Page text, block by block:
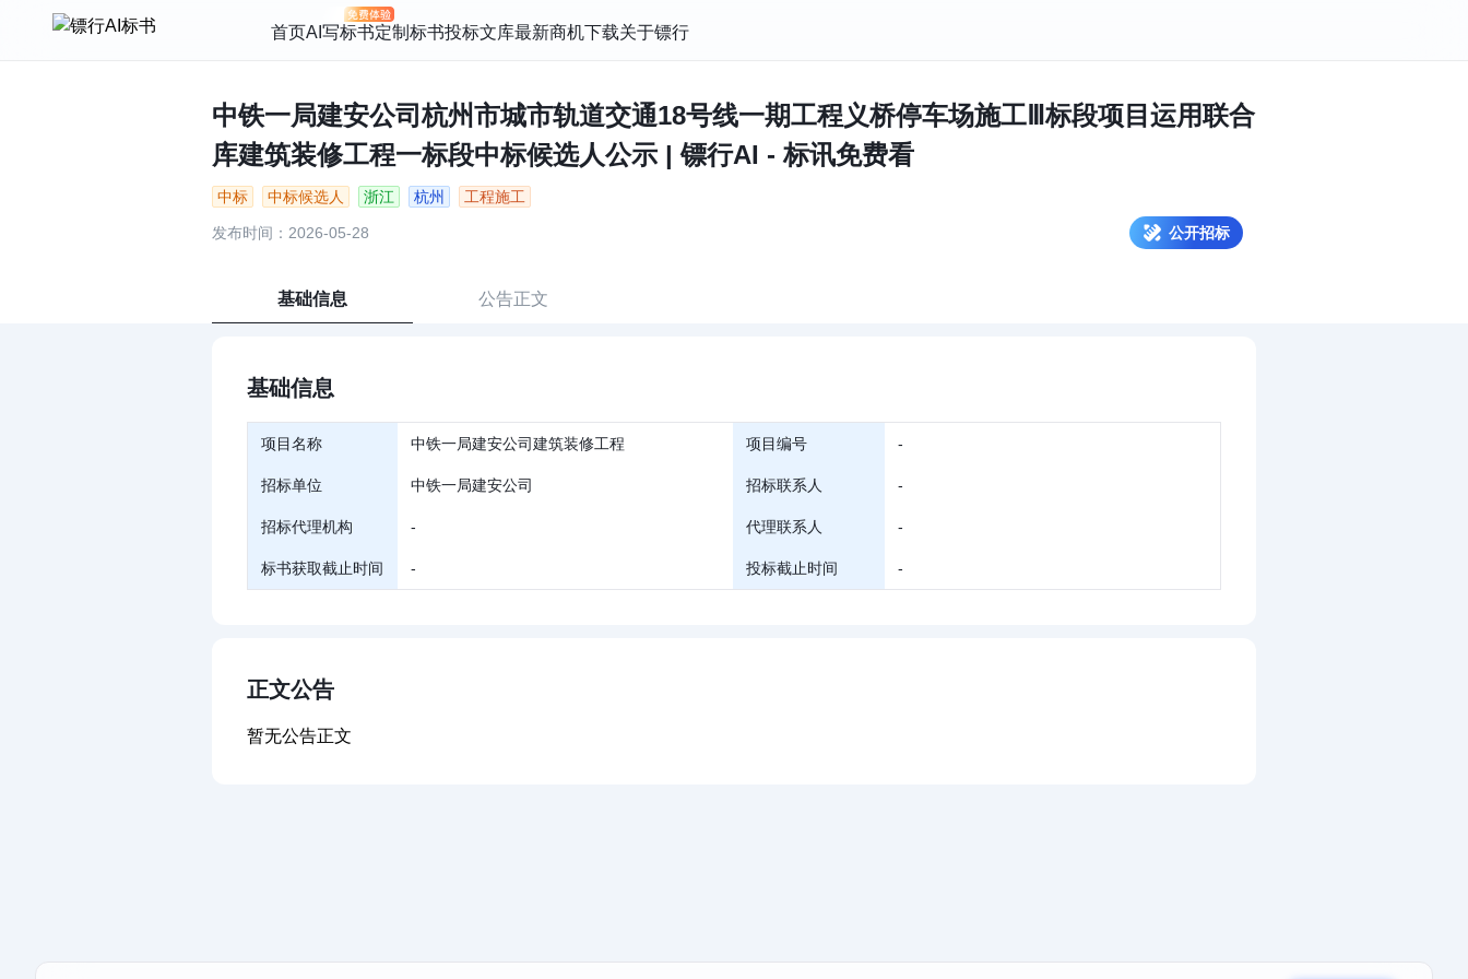
首页AI写标书定制标书投标文库最新商机下载关于镖行
中铁一局建安公司杭州市城市轨道交通18号线一期工程义桥停车场施工Ⅲ标段项目运用联合
库建筑装修工程一标段中标候选人公示 | 镖行AI - 标讯免费看
中标 中标候选人 浙江 杭州 工程施工
发布时间：2026-05-28 公开招标
基础信息 公告正文
基础信息
项目名称 中铁一局建安公司建筑装修工程 项目编号 -
招标单位 中铁一局建安公司 招标联系人 -
招标代理机构 - 代理联系人 -
标书获取截止时间 - 投标截止时间 -
正文公告
暂无公告正文